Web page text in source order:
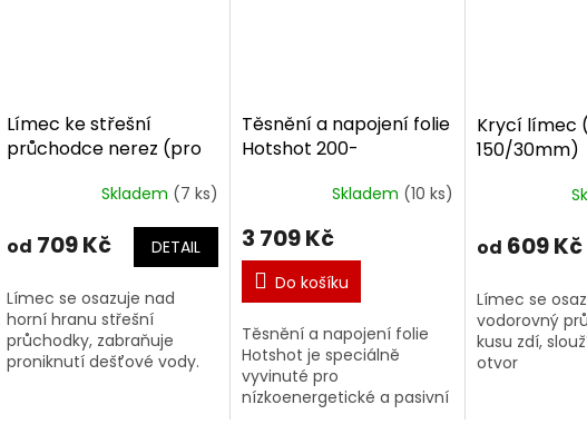
Límec ke střešní
průchodce nerez (pro
Skladem (7 ks)
od 709 Kč DETAIL
Límec se osazuje nad
horní hranu střešní
průchodky, zabraňuje
proniknutí dešťové vody.
Těsnění a napojení folie
Hotshot 200-
Skladem (10 ks)
3 709 Kč
Do košíku
Těsnění a napojení folie
Hotshot je speciálně
vyvinuté pro
nízkoenergetické a pasivní
Krycí límec
150/30mm)
od 609 Kč
Límec se
vodorovný
kusu zdí,
otvor